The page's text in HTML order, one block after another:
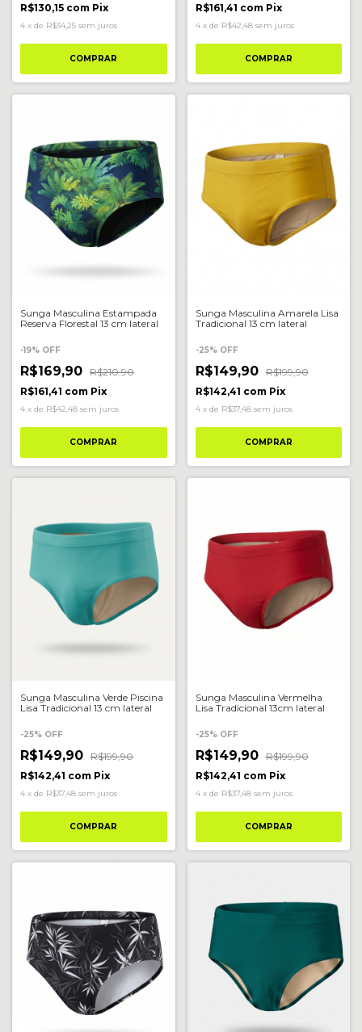
R$130,15 com Pix
4 x de R$34,25 sem juros
COMPRAR
R$161,41 com Pix
4 x de R$42,48 sem juros
COMPRAR
Sunga Masculina Estampada
Reserva Florestal 13 cm lateral
-19% OFF
R$169,90 R$210,90
R$161,41 com Pix
4 x de R$42,48 sem juros
COMPRAR
Sunga Masculina Amarela Lisa
Tradicional 13 cm lateral
-25% OFF
R$149,90 R$199,90
R$142,41 com Pix
4 x de R$37,48 sem juros
COMPRAR
Sunga Masculina Verde Piscina
Lisa Tradicional 13 cm lateral
-25% OFF
R$149,90 R$199,90
R$142,41 com Pix
4 x de R$37,48 sem juros
COMPRAR
Sunga Masculina Vermelha
Lisa Tradicional 13cm lateral
-25% OFF
R$149,90 R$199,90
R$142,41 com Pix
4 x de R$37,48 sem juros
COMPRAR